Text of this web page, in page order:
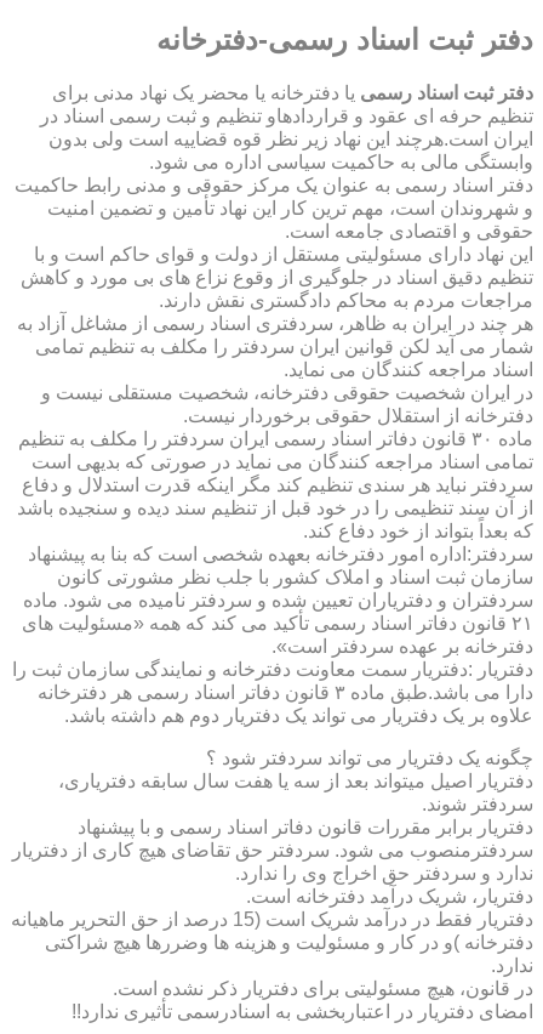
دفتر ثبت اسناد رسمی-دفترخانه
دفتر ثبت اسناد رسمی یا دفترخانه یا محضر یک نهاد مدنی برای
تنظیم حرفه ای عقود و قراردادهاو تنظیم و ثبت رسمی اسناد در
ایران است.هرچند این نهاد زیر نظر قوه قضاییه است ولی بدون
وابستگی مالی به حاکمیت سیاسی اداره می شود.
دفتر اسناد رسمی به عنوان یک مرکز حقوقی و مدنی رابط حاکمیت
و شهروندان است، مهم ترین کار این نهاد تأمین و تضمین امنیت
حقوقی و اقتصادی جامعه است.
این نهاد دارای مسئولیتی مستقل از دولت و قوای حاکم است و با
تنظیم دقیق اسناد در جلوگیری از وقوع نزاع های بی مورد و کاهش
مراجعات مردم به محاکم دادگستری نقش دارند.
هر چند در ایران به ظاهر، سردفتری اسناد رسمی از مشاغل آزاد به
شمار می آید لکن قوانین ایران سردفتر را مکلف به تنظیم تمامی
اسناد مراجعه کنندگان می نماید.
در ایران شخصیت حقوقی دفترخانه، شخصیت مستقلی نیست و
دفترخانه از استقلال حقوقی برخوردار نیست.
ماده ۳۰ قانون دفاتر اسناد رسمی ایران سردفتر را مکلف به تنظیم
تمامی اسناد مراجعه کنندگان می نماید در صورتی که بدیهی است
سردفتر نباید هر سندی تنظیم کند مگر اینکه قدرت استدلال و دفاع
از آن سند تنظیمی را در خود قبل از تنظیم سند دیده و سنجیده باشد
که بعداً بتواند از خود دفاع کند.
سردفتر:اداره امور دفترخانه بعهده شخصی است که بنا به پیشنهاد
سازمان ثبت اسناد و املاک کشور با جلب نظر مشورتی کانون
سردفتران و دفتریاران تعیین شده و سردفتر نامیده می شود. ماده
۲۱ قانون دفاتر اسناد رسمی تأکید می کند که همه «مسئولیت های
دفترخانه بر عهده سردفتر است».
دفتریار :دفتریار سمت معاونت دفترخانه و نمایندگی سازمان ثبت را
دارا می باشد.طبق ماده ۳ قانون دفاتر اسناد رسمی هر دفترخانه
علاوه بر یک دفتریار می تواند یک دفتریار دوم هم داشته باشد.
چگونه یک دفتریار می تواند سردفتر شود ؟
دفتریار اصیل میتواند بعد از سه یا هفت سال سابقه دفتریاری،
سردفتر شوند.
دفتریار برابر مقررات قانون دفاتر اسناد رسمی و با پیشنهاد
سردفترمنصوب می شود. سردفتر حق تقاضای هیچ کاری از دفتریار
ندارد و سردفتر حق اخراج وی را ندارد.
دفتریار، شریک درآمد دفترخانه است.
دفتریار فقط در درآمد شریک است (15 درصد از حق التحریر ماهیانه
دفترخانه )و در کار و مسئولیت و هزینه ها وضررها هیچ شراکتی
ندارد.
در قانون، هیچ مسئولیتی برای دفتریار ذکر نشده است.
امضای دفتریار در اعتباربخشی به اسنادرسمی تأثیری ندارد!!